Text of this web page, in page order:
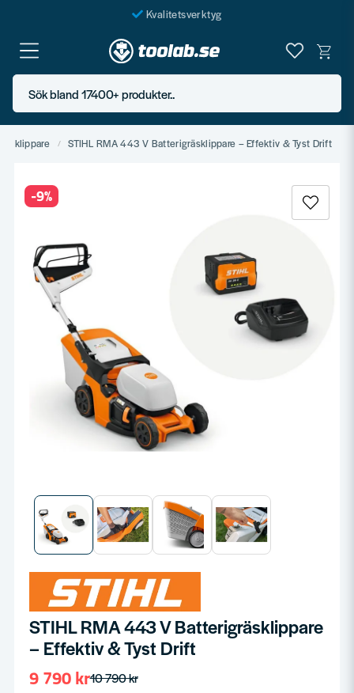
Kvalitetsverktyg
Fraktfritt över 999 SEK*
En järnhandel för alla
Butik i Göteborg
Sök bland 17400+ produkter..
STIHL RMA 443 V Batterigräsklippare – Effektiv & Tyst Drift
-9%
STIHL RMA 443 V Batterigräsklippare
– Effektiv & Tyst Drift
10 790 kr
9 790 kr